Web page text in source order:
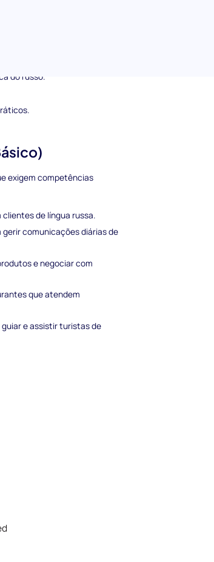
do russo.
exigem competências
de língua russa.
comunicações diárias de
e negociar com
que atendem
e assistir turistas de